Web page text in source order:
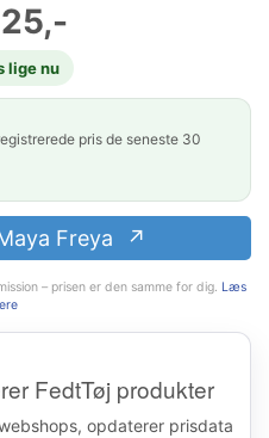
lige nu
pris de seneste 30
Freya
– prisen er den samme for dig. Læs
FedtTøj produkter
opdaterer prisdata